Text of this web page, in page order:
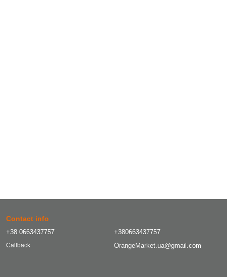
Contact info
+38 0663437757
Callback
+380663437757
OrangeMarket.ua@gmail.com